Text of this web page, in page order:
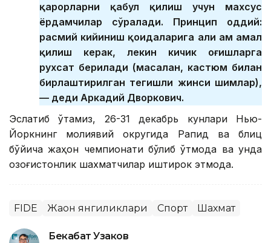
қарорларни қабул қилиш учун махсус
ёрдамчилар сўралади. Принцип оддий:
расмий кийиниш қоидаларига ҳали ҳам амал
қилиш керак, лекин кичик оғишларга
рухсат берилади (масалан, кастюм билан
бирлаштирилган тегишли жинси шимлар),
— деди Аркадий Дворкович.
Эслатиб ўтамиз, 26-31 декабрь кунлари Нью-
Йоркнинг молиявий округида Рапид ва блиц
бўйича жаҳон чемпионати бўлиб ўтмоқда ва унда
қозоғистонлик шахматчилар иштирок этмоқда.
FIDE Жаҳон янгиликлари Спорт Шахмат
Бекабат Узаков